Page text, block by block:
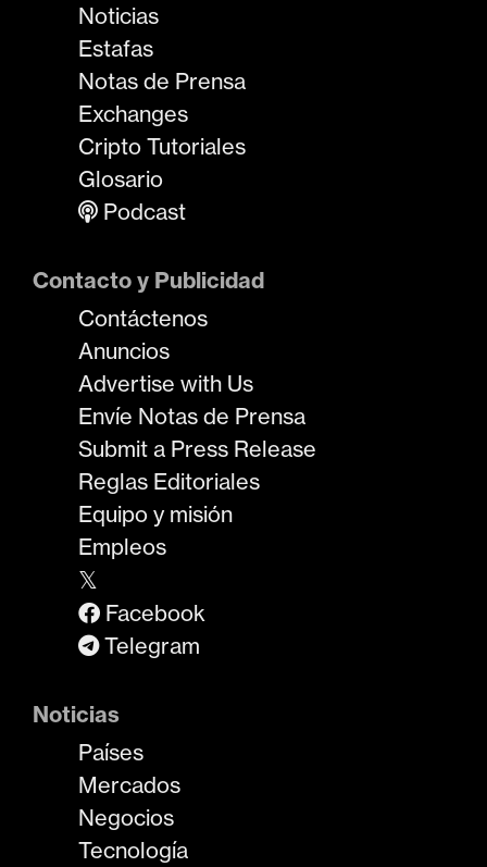
Noticias
Estafas
Notas de Prensa
Exchanges
Cripto Tutoriales
Glosario
Podcast
Contacto y Publicidad
Contáctenos
Anuncios
Advertise with Us
Envíe Notas de Prensa
Submit a Press Release
Reglas Editoriales
Equipo y misión
Empleos
𝕏
Facebook
Telegram
Noticias
Países
Mercados
Negocios
Tecnología